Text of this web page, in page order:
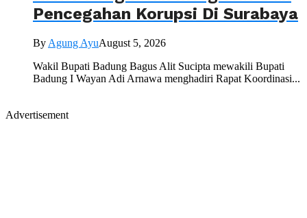
Pencegahan Korupsi Di Surabaya
By Agung AyuAugust 5, 2026
Wakil Bupati Badung Bagus Alit Sucipta mewakili Bupati
Badung I Wayan Adi Arnawa menghadiri Rapat Koordinasi...
Advertisement